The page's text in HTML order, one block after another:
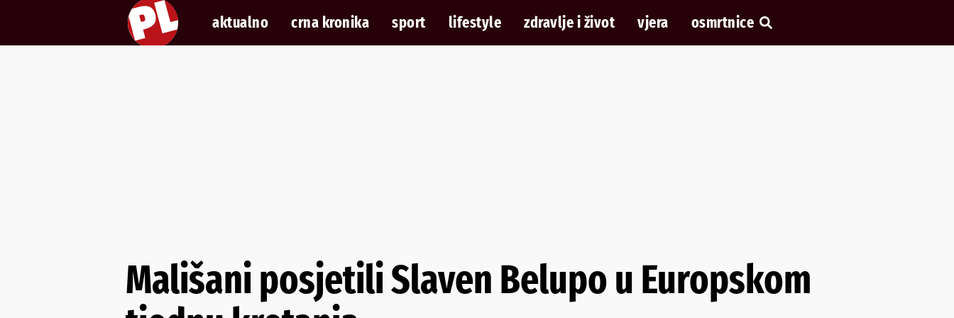
aktualno crna kronika sport lifestyle zdravlje i život vjera osmrtnice
Mališani posjetili Slaven Belupo u Europskom